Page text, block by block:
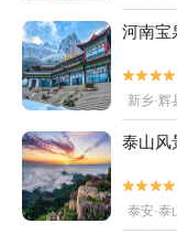
河南宝
新乡·辉
泰山风
泰安·泰